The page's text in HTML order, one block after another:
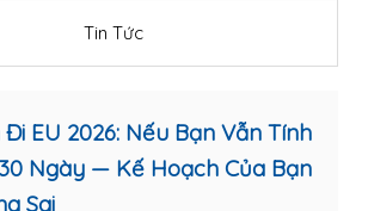
Tin Tức
EU 2026: Nếu Bạn Vẫn Tính
Ngày — Kế Hoạch Của Bạn
Sai